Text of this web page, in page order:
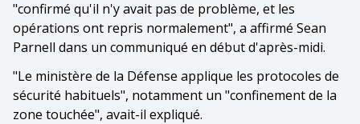
"confirmé qu'il n'y avait pas de problème, et les
opérations ont repris normalement", a affirmé Sean
Parnell dans un communiqué en début d'après-midi.
"Le ministère de la Défense applique les protocoles de
sécurité habituels", notamment un "confinement de la
zone touchée", avait-il expliqué.